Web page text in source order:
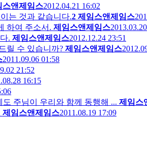
스앤제임스2012.04.21 16:02
는 것과 같습니다.2 제임스앤제임스
하여 주소서. 제임스앤제임스
. 제임스앤제임스2012.12.24 23:51
릴 수 있습니까? 제임스앤제임스
2011.09.06 01:58
21:52
16:15
도 주님이 우리와 함께 동행해 ... 제임스
제임스앤제임스2011.08.19 17:09